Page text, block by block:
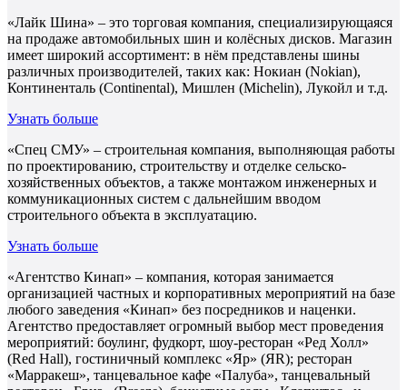
«Лайк Шина» – это торговая компания, специализирующаяся
на продаже автомобильных шин и колёсных дисков. Магазин
имеет широкий ассортимент: в нём представлены шины
различных производителей, таких как: Нокиан (Nokian),
Континенталь (Continental), Мишлен (Michelin), Лукойл и т.д.
Узнать больше
«Спец СМУ» – строительная компания, выполняющая работы
по проектированию, строительству и отделке сельско-
хозяйственных объектов, а также монтажом инженерных и
коммуникационных систем с дальнейшим вводом
строительного объекта в эксплуатацию.
Узнать больше
«Агентство Кинап» – компания, которая занимается
организацией частных и корпоративных мероприятий на базе
любого заведения «Кинап» без посредников и наценки.
Агентство предоставляет огромный выбор мест проведения
мероприятий: боулинг, фудкорт, шоу-ресторан «Ред Холл»
(Red Hall), гостиничный комплекс «Яр» (ЯR); ресторан
«Марракеш», танцевальное кафе «Палуба», танцевальный